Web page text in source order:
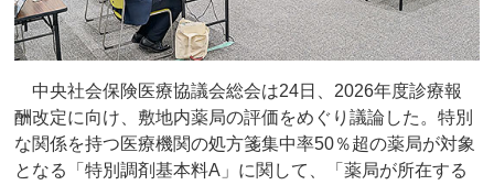
中央社会保険医療協議会総会は24日、2026年度診療報
酬改定に向け、敷地内薬局の評価をめぐり議論した。特別
な関係を持つ医療機関の処方箋集中率50％超の薬局が対象
となる「特別調剤基本料A」に関して、「薬局が所在する